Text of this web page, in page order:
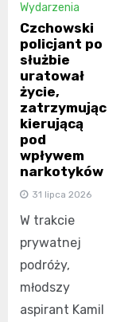
Wydarzenia
Czchowski
policjant po
służbie
uratował
życie,
zatrzymując
kierującą
pod
wpływem
narkotyków
31 lipca 2026
W trakcie
prywatnej
podróży,
młodszy
aspirant Kamil